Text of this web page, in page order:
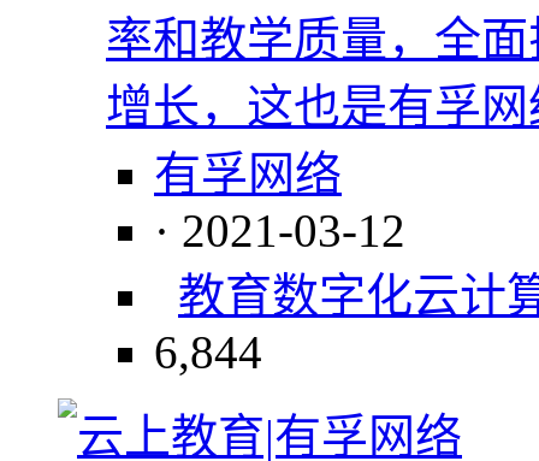
率和教学质量，全
增长，这也是有孚
有孚网络
· 2021-03-12
教育数字化云计
6,844